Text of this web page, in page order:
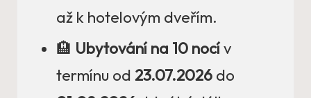
až k hotelovým dveřím.
🏨 Ubytování na 10 nocív
termínu od 23.07.2026 do